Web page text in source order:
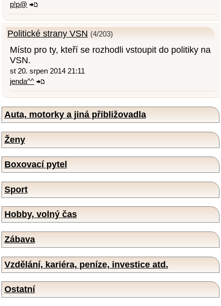
p!p@
Politické strany VSN (4/203)
Místo pro ty, kteří se rozhodli vstoupit do politiky na
VSN.
st 20. srpen 2014 21:11
jenda^^
Auta, motorky a jiná přibližovadla
Ženy
Boxovací pytel
Sport
Hobby, volný čas
Zábava
Vzdělání, kariéra, peníze, investice atd.
Ostatní